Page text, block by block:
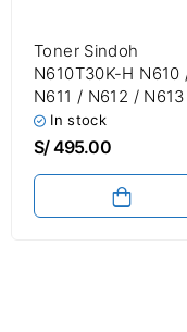
Toner Sindoh
N610T30K-H N610
N611 / N612 /
N620 / N622 / N623
30,000 Páginas
In stock
S/495.00